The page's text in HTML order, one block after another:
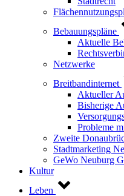
Bebauungspläne
Aktuelle
Netzwerke
Breitbandinternet
Aktueller
Bisherige
Probleme
Zweite
Stadtmarketing
GeWo Neuburg
Kultur
Leben